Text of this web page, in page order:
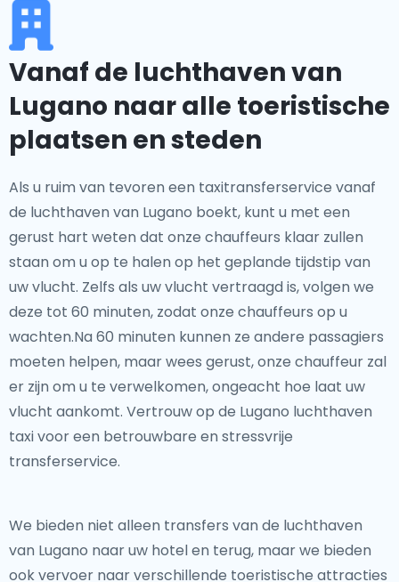
Vanaf de luchthaven van
Lugano naar alle toeristische
plaatsen en steden
Als u ruim van tevoren een taxitransferservice vanaf
de luchthaven van Lugano boekt, kunt u met een
gerust hart weten dat onze chauffeurs klaar zullen
staan om u op te halen op het geplande tijdstip van
uw vlucht. Zelfs als uw vlucht vertraagd is, volgen we
deze tot 60 minuten, zodat onze chauffeurs op u
wachten.Na 60 minuten kunnen ze andere passagiers
moeten helpen, maar wees gerust, onze chauffeur zal
er zijn om u te verwelkomen, ongeacht hoe laat uw
vlucht aankomt. Vertrouw op de Lugano luchthaven
taxi voor een betrouwbare en stressvrije
transferservice.
We bieden niet alleen transfers van de luchthaven
van Lugano naar uw hotel en terug, maar we bieden
ook vervoer naar verschillende toeristische attracties